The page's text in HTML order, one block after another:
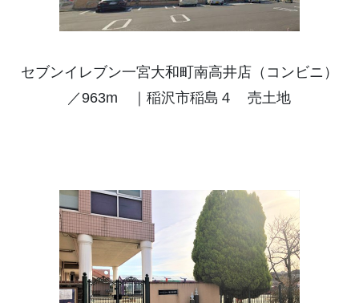
セブンイレブン一宮大和町南高井店（コンビニ）
／963m ｜稲沢市稲島４ 売土地